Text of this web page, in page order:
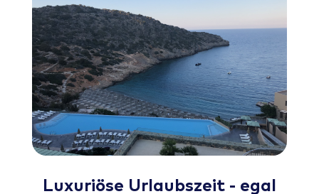
Luxuriöse Urlaubszeit - egal